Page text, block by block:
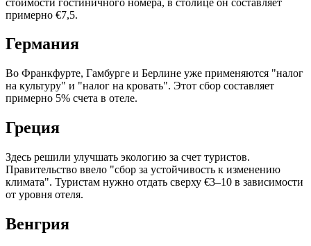
примерно €7,5.
Германия
Во Франкфурте, Гамбурге и Берлине уже применяются "налог
на культуру" и "налог на кровать". Этот сбор составляет
примерно 5% счета в отеле.
Греция
Здесь решили улучшать экологию за счет туристов.
Правительство ввело "сбор за устойчивость к изменению
климата". Туристам нужно отдать сверху €3–10 в зависимости
от уровня отеля.
Венгрия